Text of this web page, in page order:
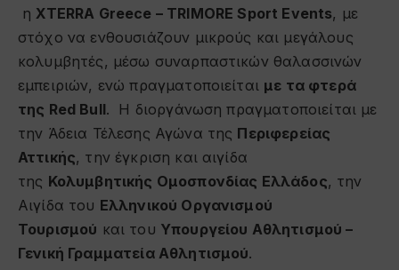
ηXTERRA Greece – TRIMORE Sport Events, με
στόχο να ενθουσιάζουν μικρούς και μεγάλους
κολυμβητές, μέσω συναρπαστικών θαλασσινών
εμπειριών, ενώ πραγματοποιείται με τα φτερά
της Red Bull. Η διοργάνωση πραγματοποιείται με
την Άδεια Τέλεσης Αγώνα της Περιφερείας
Αττικής, την έγκριση και αιγίδα
της Κολυμβητικής Ομοσπονδίας Ελλάδος, την
Αιγίδα του Ελληνικού Οργανισμού
Τουρισμού και του Υπουργείου Αθλητισμού –
Γενική Γραμματεία Αθλητισμού.